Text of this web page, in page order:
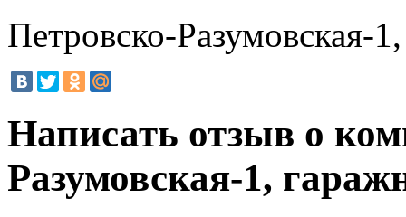
Петровско-Разумовская-
Написать отзыв о
Разумовская-1,